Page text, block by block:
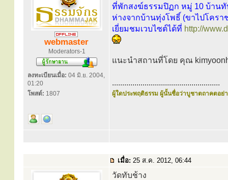
webmaster
Moderators-1
ลงทะเบียนเมื่อ: 04 มิ.ย. 2004,
01:20
โพสต์: 1807
ที่พักสงฆ์ธรรมปิฏก หมู่ 10 บ้าน
ห่างจากบ้านทุ่งโพธิ์ (ขาไปโคร
เยี่ยมชมเวบไซต์ได้ที่ http://
แนะนำสถานที่โดย คุณ
.....................................................
ผู้ใดประพฤติธรรม ผู้นั้นชื่อว่าบูชาตถาคตอย่า
เมื่อ: 25 ส.ค. 2012, 06:44
วัดทับช้าง